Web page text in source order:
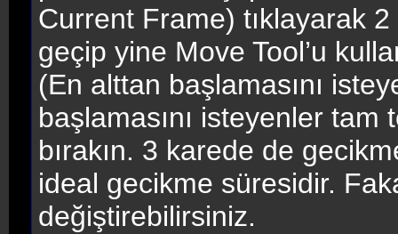
Current Frame) tıklayarak
geçip yine Move Tool’u
(En alttan başlamasını
başlamasını isteyenler
bırakın. 3 karede de
ideal gecikme süresidir.
değiştirebilirsiniz.